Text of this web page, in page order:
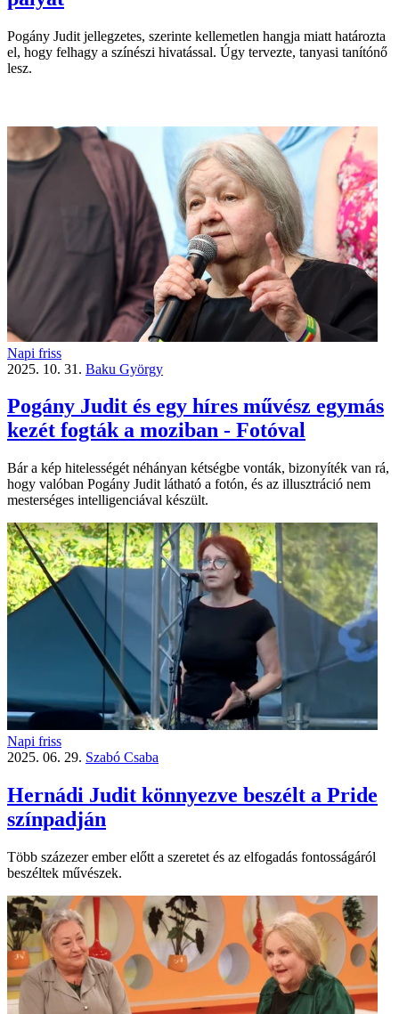
Pogány Judit jellegzetes, szerinte kellemetlen hangja miatt határozta
el, hogy felhagy a színészi hivatással. Úgy tervezte, tanyasi tanítónő
lesz.
Napi friss
2025. 10. 31. Baku György
Pogány Judit és egy híres művész egymás
kezét fogták a moziban - Fotóval
Bár a kép hitelességét néhányan kétségbe vonták, bizonyíték van rá,
hogy valóban Pogány Judit látható a fotón, és az illusztráció nem
mesterséges intelligenciával készült.
Napi friss
2025. 06. 29. Szabó Csaba
Hernádi Judit könnyezve beszélt a Pride
színpadján
Több százezer ember előtt a szeretet és az elfogadás fontosságáról
beszéltek művészek.